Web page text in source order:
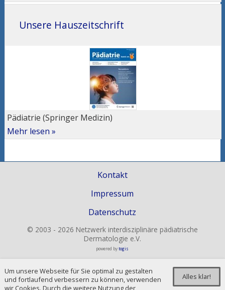
Unsere Hauszeitschrift
Pädiatrie (Springer Medizin)
Mehr lesen »
Kontakt
Impressum
Datenschutz
© 2003 - 2026 Netzwerk interdisziplinäre pädiatrische
Dermatologie e.V.
powered bytogis
Alles klar!
Um unsere Webseite für Sie optimal zu gestalten
und fortlaufend verbessern zu können, verwenden
wir Cookies. Durch die weitere Nutzung der